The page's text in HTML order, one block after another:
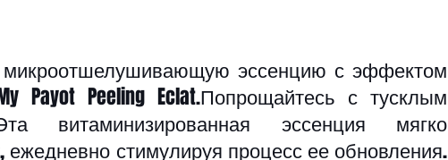
микроотшелушивающую эссенцию с эффектом
Payot Peeling Eclat.Попрощайтесь с тусклым
витаминизированная эссенция мягко
стимулируя процесс ее обновления.